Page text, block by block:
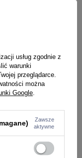
usług zgodnie z
warunki
przeglądarce.
można
Google
Zawsze
aktywne